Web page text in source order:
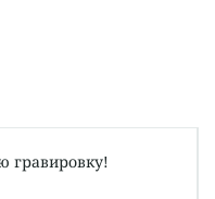
гравировку!